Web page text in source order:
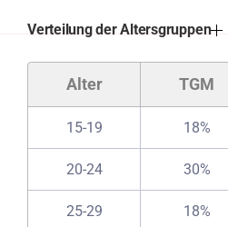
Verteilung der Altersgruppen
Alter TGM
15-19 18%
20-24 30%
25-29 18%